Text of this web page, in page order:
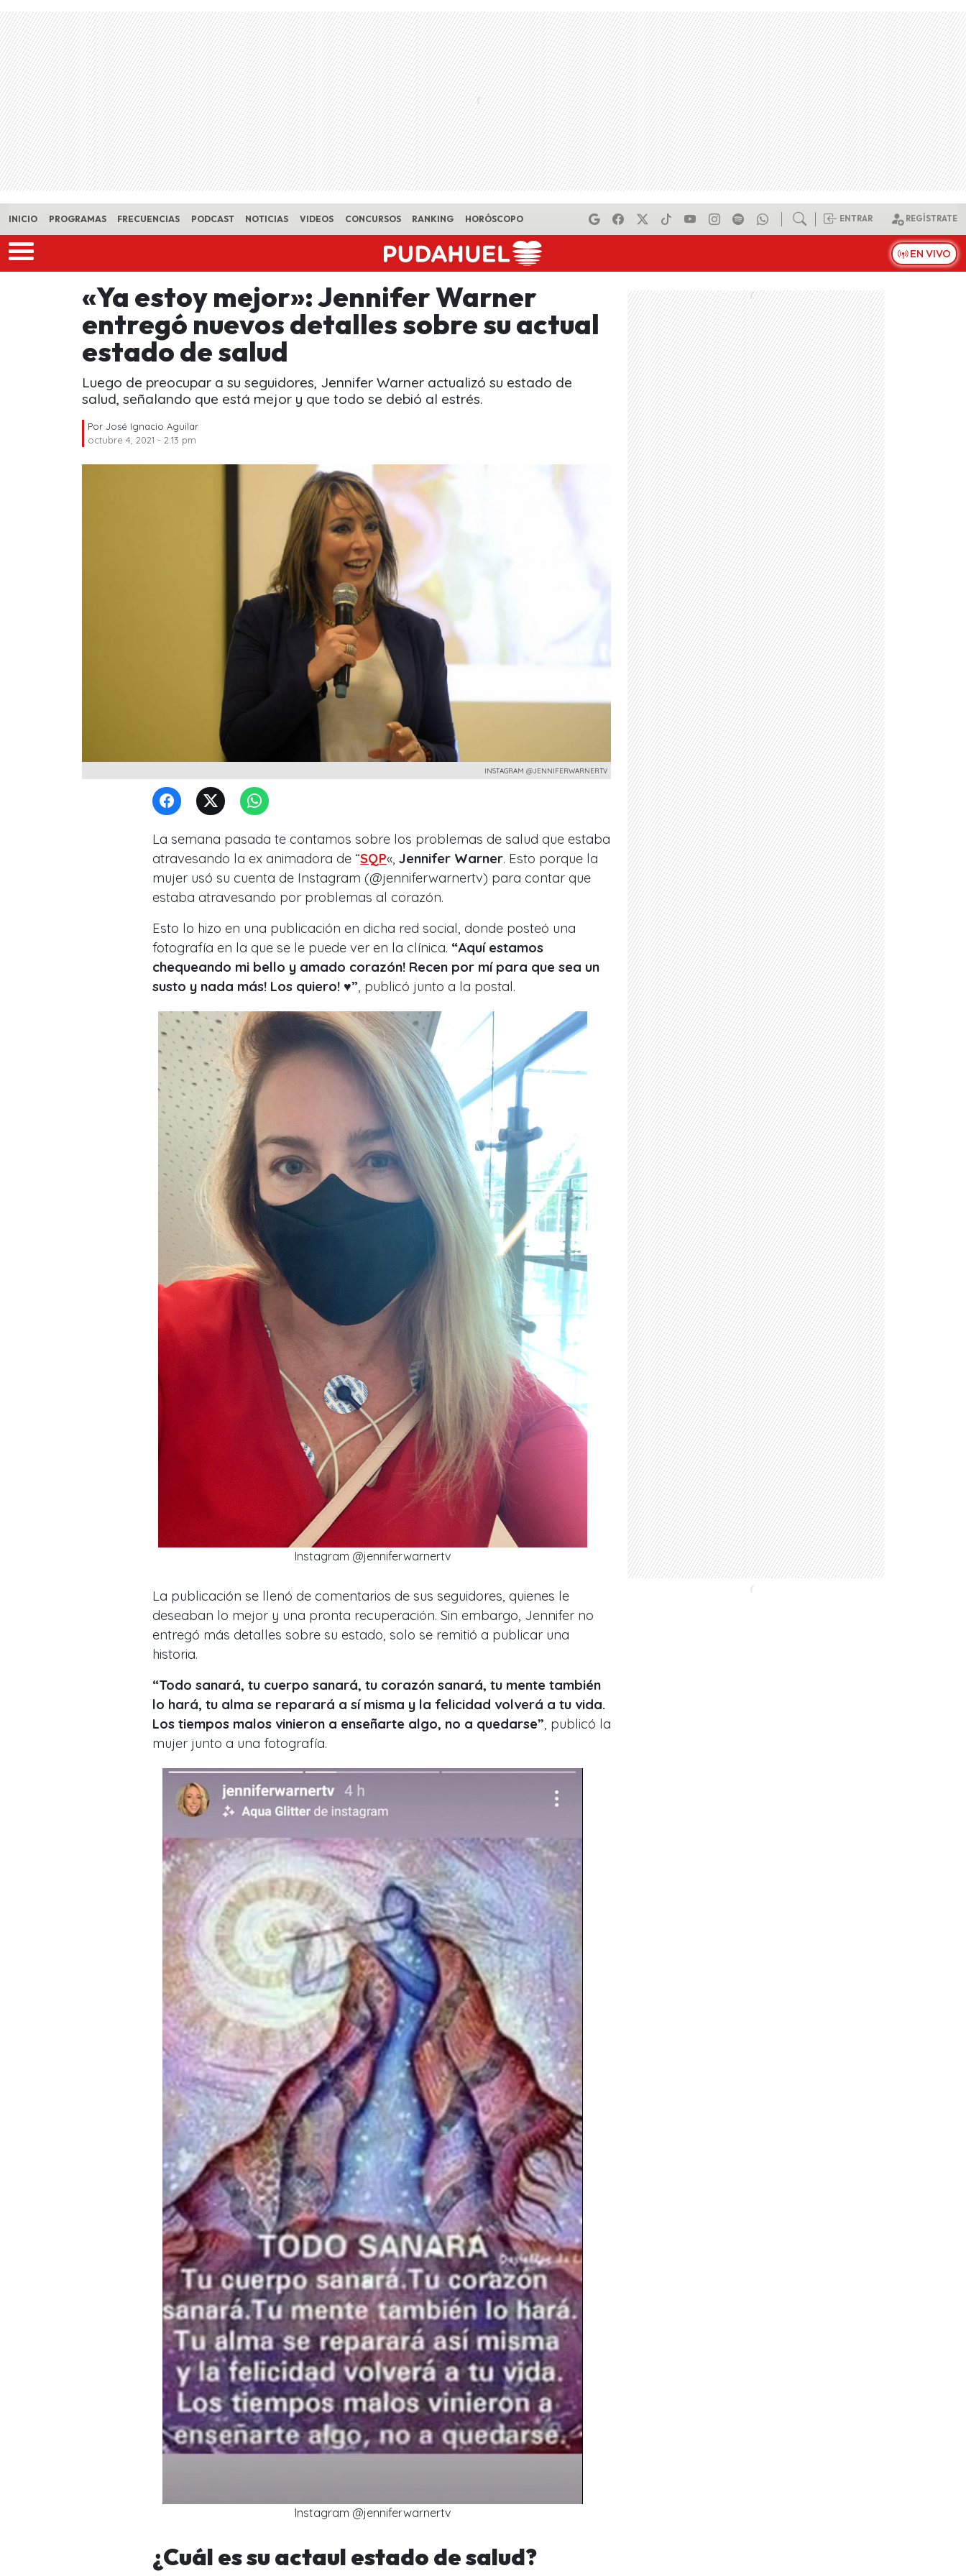
Skip to main content
INICIO PROGRAMAS FRECUENCIAS PODCAST NOTICIAS VIDEOS CONCURSOS RANKING HORÓSCOPO ENTRAR REGÍSTRATE
EN VIVO
«Ya estoy mejor»: Jennifer Warner
entregó nuevos detalles sobre su actual
estado de salud
Luego de preocupar a su seguidores, Jennifer Warner actualizó su estado de
salud, señalando que está mejor y que todo se debió al estrés.
Por José Ignacio Aguilar
octubre 4, 2021 - 2:13 pm
INSTAGRAM @JENNIFERWARNERTV
La semana pasada te contamos sobre los problemas de salud que estaba
atravesando la ex animadora de “SQP«, Jennifer Warner. Esto porque la
mujer usó su cuenta de Instagram (@jenniferwarnertv) para contar que
estaba atravesando por problemas al corazón.
Esto lo hizo en una publicación en dicha red social, donde posteó una
fotografía en la que se le puede ver en la clínica. “Aquí estamos
chequeando mi bello y amado corazón! Recen por mí para que sea un
susto y nada más! Los quiero! ♥️” , publicó junto a la postal.
Instagram @jenniferwarnertv
La publicación se llenó de comentarios de sus seguidores, quienes le
deseaban lo mejor y una pronta recuperación. Sin embargo, Jennifer no
entregó más detalles sobre su estado, solo se remitió a publicar una
historia.
“Todo sanará, tu cuerpo sanará, tu corazón sanará, tu mente también
lo hará, tu alma se reparará a sí misma y la felicidad volverá a tu vida.
Los tiempos malos vinieron a enseñarte algo, no a quedarse”, publicó la
mujer junto a una fotografía.
Instagram @jenniferwarnertv
¿Cuál es su actaul estado de salud?